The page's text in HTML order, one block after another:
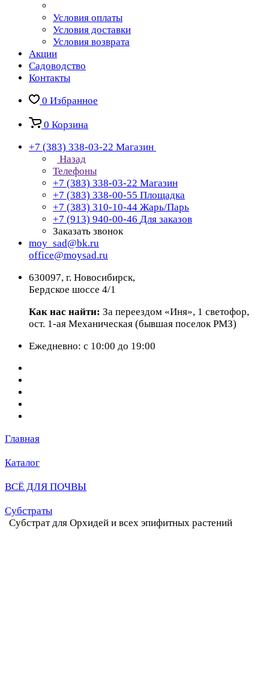
Условия оплаты
Условия доставки
Условия возврата
Акции
Садоводство
Контакты
0 Избранное
0 Корзина
+7 (383) 338-03-22 Магазин
Назад
Телефоны
+7 (383) 338-03-22 Магазин
+7 (383) 338-00-55 Площадка
+7 (383) 310-10-44 Жарь/Парь
+7 (913) 940-00-46 Для заказов
Заказать звонок
moy_sad@bk.ru
office@moysad.ru
630097, г. Новосибирск,
Бердское шоссе 4/1
Как нас найти: За переездом «Иня», 1 светофор,
ост. 1-ая Механическая (бывшая поселок РМЗ)
Ежедневно: с 10:00 до 19:00
Главная
Каталог
ВСЁ ДЛЯ ПОЧВЫ
Субстраты
Субстрат для Орхидей и всех эпифитных растений